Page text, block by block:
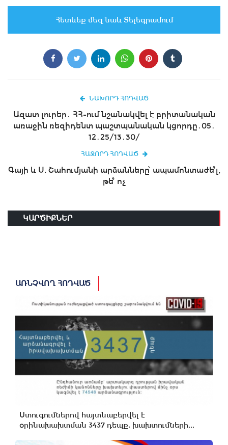
Հետևեք մեզ նաև Տելեգրամում
ՆԱԽՈՐԴ ՀՈԴՎԱԾ
Ազատ լուրեր․ ՀՀ-ում նշանակվել է բրիտանական
առաջին ռեզիդենտ պաշտպանական կցորդը․05․
12․25/13․30/
ՀԱՋՈՐԴ ՀՈԴՎԱԾ
Գայի և Ս. Շահումյանի արձանները՝ ապամոնտաժե՞լ,
թե՞ ոչ
ԿԱՐԾԻՔՆԵՐ
ԱՌՆՉՎՈՂ ՀՈԴՎԱԾ
Ստուգումներով հայտնաբերվել է
օրինախախտման 3437 դեպք, խախտումների...